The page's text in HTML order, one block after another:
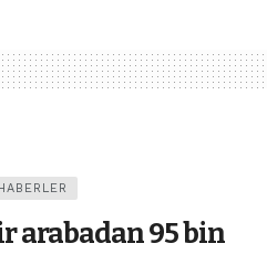
arabadan 95 bin